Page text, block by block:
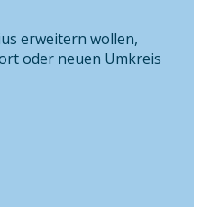
erweitern wollen,
oder neuen Umkreis